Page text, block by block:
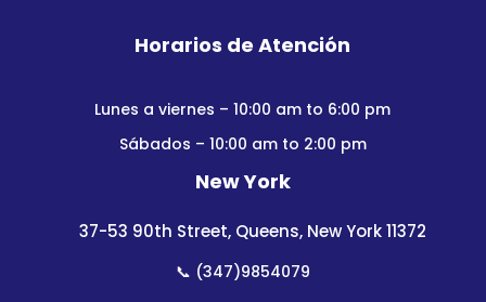
Horarios de Atención
Lunes a viernes – 10:00 am to 6:00 pm
Sábados – 10:00 am to 2:00 pm
New York
📍37-53 90th Street, Queens, New York 11372
📞 (347)9854079